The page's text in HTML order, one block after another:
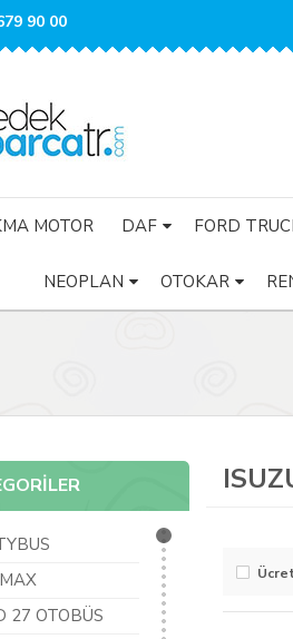
90 00
MOTOR DAF FORD
NEOPLAN OTOKAR
27 OTOBÜS